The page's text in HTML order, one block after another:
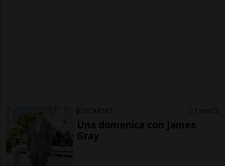
LOCARNO 7 ore 3
Una domenica con James
Gray